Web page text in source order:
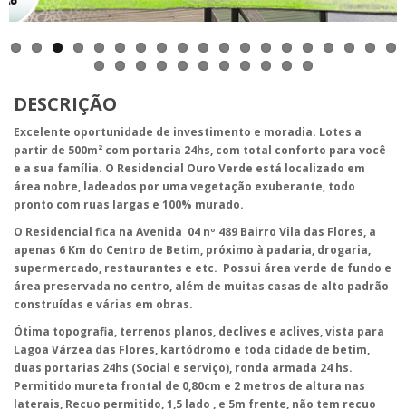
DESCRIÇÃO
Excelente oportunidade de investimento e moradia. Lotes a
partir de 500m² com portaria 24hs, com total conforto para você
e a sua família. O Residencial Ouro Verde está localizado em
área nobre, ladeados por uma vegetação exuberante, todo
pronto com ruas largas e 100% murado.
O Residencial fica na Avenida 04 nº 489 Bairro Vila das Flores, a
apenas 6 Km do Centro de Betim, próximo à padaria, drogaria,
supermercado, restaurantes e etc. Possui área verde de fundo e
área preservada no centro, além de muitas casas de alto padrão
construídas e várias em obras.
Ótima topografia, terrenos planos, declives e aclives, vista para
Lagoa Várzea das Flores, kartódromo e toda cidade de betim,
duas portarias 24hs (Social e serviço), ronda armada 24 hs.
Permitido mureta frontal de 0,80cm e 2 metros de altura nas
laterais, Recuo permitido, 1,5 lado , e 5m frente, não tem recuo